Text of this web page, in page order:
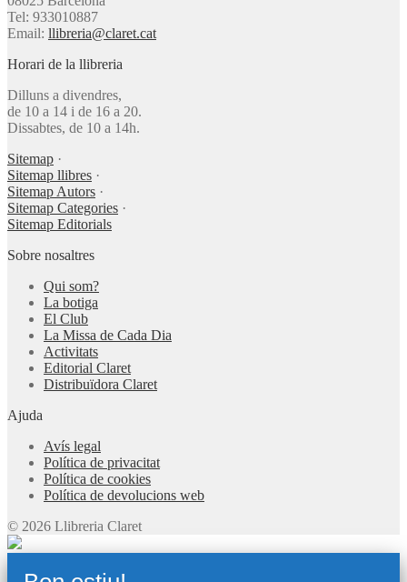
Tel: 933010887
Email: llibreria@claret.cat
Horari de la llibreria
Dilluns a divendres,
de 10 a 14 i de 16 a 20.
Dissabtes, de 10 a 14h.
Sitemap ·
Sitemap llibres ·
Sitemap Autors ·
Sitemap Categories ·
Sitemap Editorials
Sobre nosaltres
Qui som?
La botiga
El Club
La Missa de Cada Dia
Activitats
Editorial Claret
Distribuïdora Claret
Ajuda
Avís legal
Política de privacitat
Política de cookies
Política de devolucions web
© 2026 Llibreria Claret